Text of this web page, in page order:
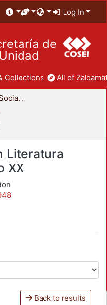
Log In
de
Unidad
Collections All of
División de Ciencias Sociales y Humanidades
Literatura
XX
Back to results